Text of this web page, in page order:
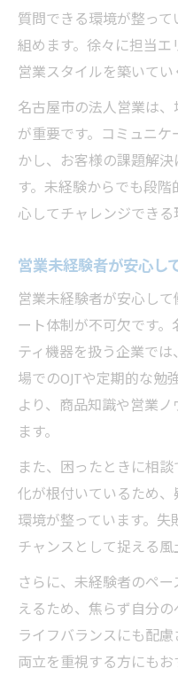
質問できる環境が整っ
組めます。徐々に担当
営業スタイルを築いてい
名古屋市の法人営業は
が重要です。コミュニ
かし、お客様の課題解
す。未経験からでも段
心してチャレンジできる
営業未経験者が安心し
営業未経験者が安心し
ート体制が不可欠です
ティ機器を扱う企業で
場でのOJTや定期的な勉
より、商品知識や営業
ます。
また、困ったときに相
化が根付いているため
環境が整っています。
チャンスとして捉える風
さらに、未経験者のペ
えるため、焦らず自分
ライフバランスにも配
両立を重視する方にもお